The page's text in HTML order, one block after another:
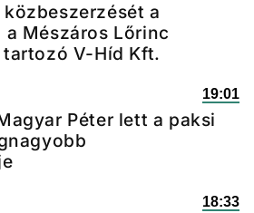
a
Mészáros Lőrinc
V-Híd Kft.
19:01
Péter lett a paksi
18:33